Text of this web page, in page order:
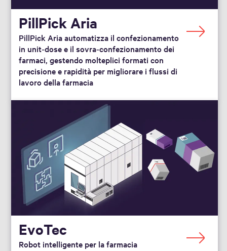
PillPick Aria
PillPick Aria automatizza il confezionamento
in unit‑dose e il sovra‑confezionamento dei
farmaci, gestendo molteplici formati con
precisione e rapidità per migliorare i flussi di
lavoro della farmacia
EvoTec
Robot intelligente per la farmacia